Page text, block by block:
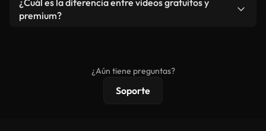
vídeos. Solo asegúrese de que el producto final no
¿Cuál es la diferencia entre videos gratuitos y
premium?
protecciones de licencia extendidas.
¿Aún tiene preguntas?
Soporte